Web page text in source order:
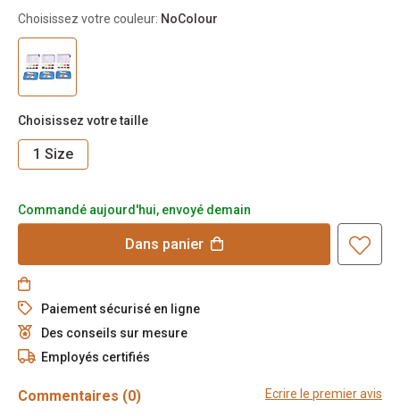
Choisissez votre couleur: NoColour
Choisissez votre taille
1 Size
Commandé aujourd'hui, envoyé demain
Dans panier
Paiement sécurisé en ligne
Des conseils sur mesure
Employés certifiés
Commentaires (0) Ecrire le premier avis